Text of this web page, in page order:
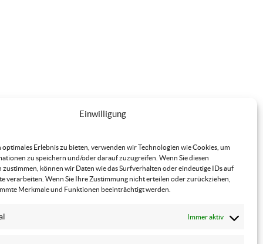
Einwilligung
optimales Erlebnis zu bieten, verwenden wir Technologien wie Cookies, um
zu speichern und/oder darauf zuzugreifen. Wenn Sie diesen
zustimmen, können wir Daten wie das Surfverhalten oder eindeutige IDs auf
verarbeiten. Wenn Sie Ihre Zustimmung nicht erteilen oder zurückziehen,
Merkmale und Funktionen beeinträchtigt werden.
Immer aktiv